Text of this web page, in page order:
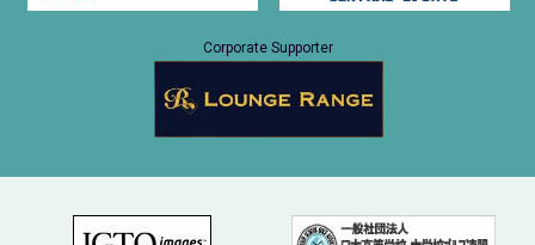
Corporate Supporter